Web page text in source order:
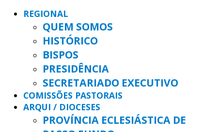
REGIONAL
QUEM SOMOS
HISTÓRICO
BISPOS
PRESIDÊNCIA
SECRETARIADO EXECUTIVO
COMISSÕES PASTORAIS
ARQUI / DIOCESES
PROVÍNCIA ECLESIÁSTICA DE